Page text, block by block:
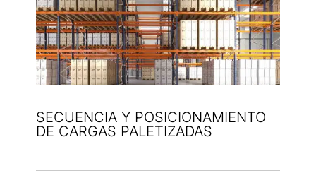
SECUENCIA Y POSICIONAMIENTO
DE CARGAS PALETIZADAS